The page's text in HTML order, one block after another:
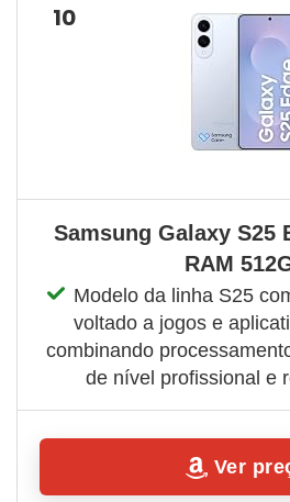
10
Samsung Galaxy S25
RAM
Modelo da linha S25
voltado a jogos e
combinando
de nível profissional e
Ver